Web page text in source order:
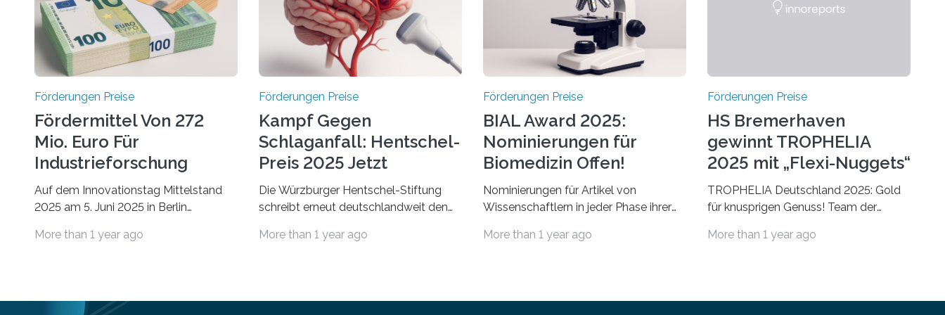
Förderungen Preise
Fördermittel Von 272
Mio. Euro Für
Industrieforschung
Freigegeben
Auf dem Innovationstag Mittelstand
2025 am 5. Juni 2025 in Berlin
für Wirtschaft und Energie eine gute
dieser Woche vom
More than 1 year ago
Förderungen Preise
Kampf Gegen
Schlaganfall: Hentschel-
Preis 2025 Jetzt
Ausgeschrieben
Die Würzburger Hentschel-Stiftung
schreibt erneut deutschlandweit den
soll eine herausragende Doktorarbeit
More than 1 year ago
Förderungen Preise
BIAL Award 2025:
Nominierungen für
Biomedizin Offen!
Nominierungen für Artikel von
Wissenschaftlern in jeder Phase ihrer
willkommen sind Dieser internationale
More than 1 year ago
Förderungen Preise
HS Bremerhaven
gewinnt TROPHELIA
2025 mit „Flexi-Nuggets“
TROPHELIA Deutschland 2025: Gold
für knusprigen Genuss! Team der
“Flexi-Nuggets” und vertritt
More than 1 year ago